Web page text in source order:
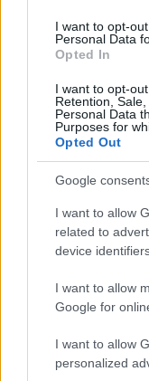
I want to opt-
Personal Data
Opted In
I want to opt-
Retention,
Personal Data
Purposes for
Opted Out
Google
I want to allow
related to
device
I want to allow
Google for
I want to allow
personalized
Dove cercare
con il
Alcuni Comuni
ma non solo,
cessione
verificare la
consultare i siti
responsabili. Tra
Calabria, Puglia e